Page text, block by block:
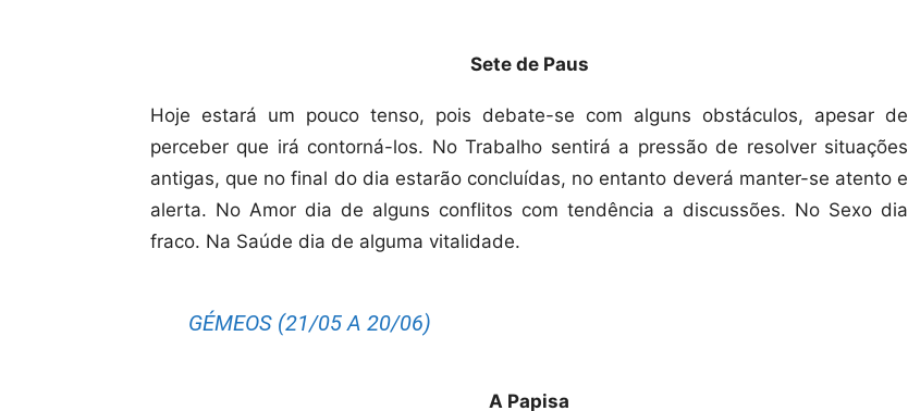
Sete de Paus
Hoje estará um pouco tenso, pois debate-se com alguns obstáculos, apesar de
perceber que irá contorná-los. No Trabalho sentirá a pressão de resolver situações
antigas, que no final do dia estarão concluídas, no entanto deverá manter-se atento e
alerta. No Amor dia de alguns conflitos com tendência a discussões. No Sexo dia
fraco. Na Saúde dia de alguma vitalidade.
GÉMEOS (21/05 A 20/06)
A Papisa